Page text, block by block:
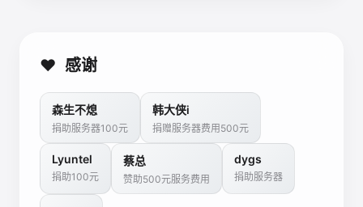
❤️ 感谢
森生不熄
捐助服务器100元
韩大侠i
捐赠服务器费用500元
Lyuntel
捐助100元
蔡总
赞助500元服务费用
dygs
捐助服务器